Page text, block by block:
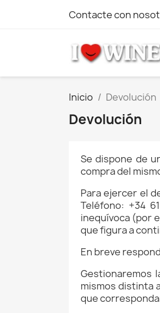
Contacte con
Inicio Devolución
Devolución
Se dispone de
compra del
Para ejercer el
Teléfono: +34
inequívoca (por
que figura a
En breve
Gestionaremos
mismos distinta
que